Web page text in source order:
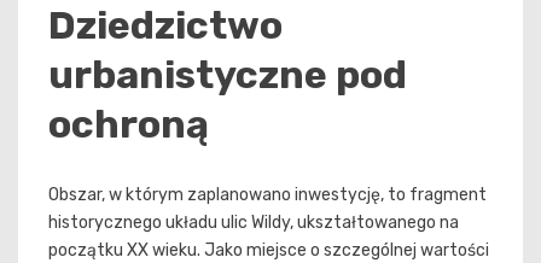
Dziedzictwo
urbanistyczne pod
ochroną
Obszar, w którym zaplanowano inwestycję, to fragment
historycznego układu ulic Wildy, ukształtowanego na
początku XX wieku. Jako miejsce o szczególnej wartości